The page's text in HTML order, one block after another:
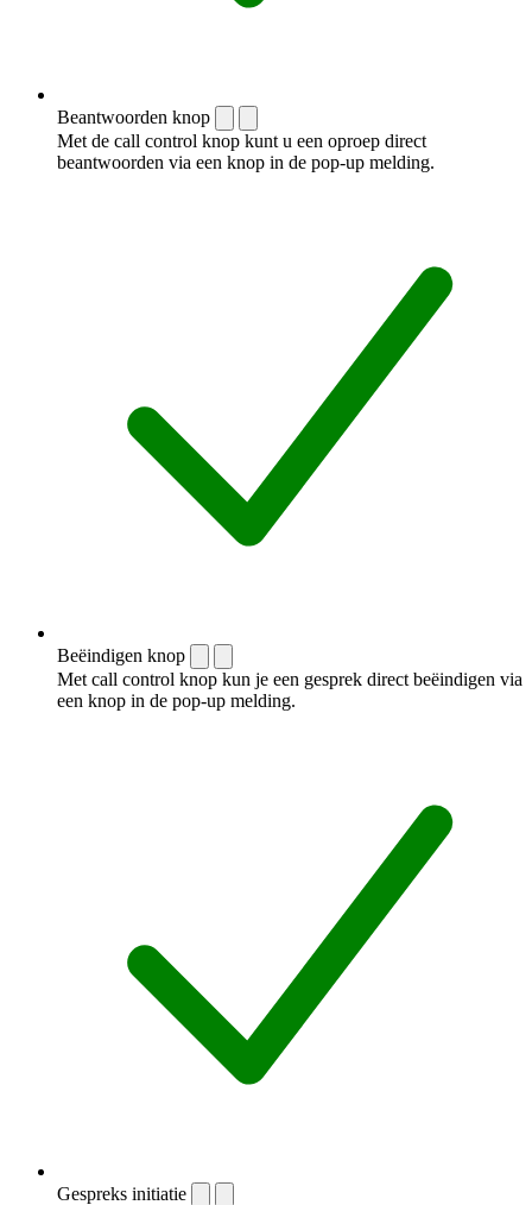
Beantwoorden knop
Met de call control knop kunt u een oproep direct
beantwoorden via een knop in de pop-up melding.
Beëindigen knop
Met call control knop kun je een gesprek direct beëindigen via
een knop in de pop-up melding.
Gespreks initiatie